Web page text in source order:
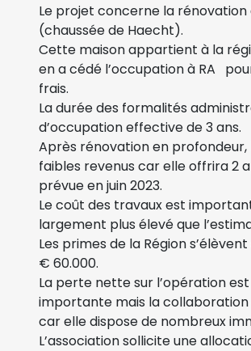
Le projet concerne la
(chaussée de Haecht).
Cette maison appartient à la
en a cédé l’occupation à RA
frais.
La durée des formalités
d’occupation effective de 3 ans.
Après rénovation en
faibles revenus car elle offrira 2
prévue en juin 2023.
Le coût des travaux est
largement plus élevé que
Les primes de la Région
€ 60.000.
La perte nette sur l’opération
importante mais la
car elle dispose de nombreux
L’association sollicite une